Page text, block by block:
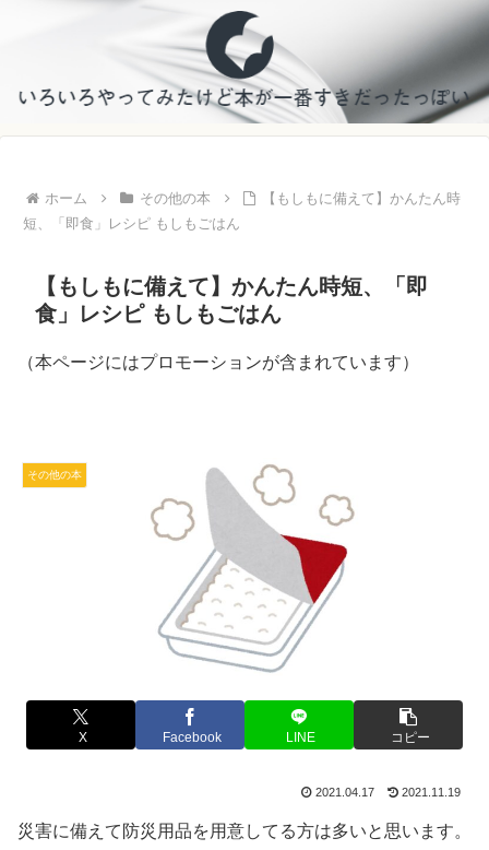
ホーム その他の本
【もしもに備えて】かんたん時
短、「即食」レシピ もしもごはん
【もしもに備えて】かんたん時短、「即
食」レシピ もしもごはん
（本ページにはプロモーションが含まれています）
その他の本
X Facebook LINE コピー
2021.04.17 2021.11.19
災害に備えて防災用品を用意してる方は多いと思います。